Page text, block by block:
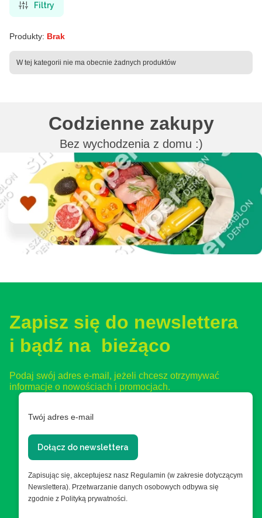
Filtry
Produkty: Brak
Lista produktów
W tej kategorii nie ma obecnie żadnych produktów
Codzienne zakupy
Bez wychodzenia z domu :)
Zapisz się do newslettera
i bądź na bieżąco
Podaj swój adres e-mail, jeżeli chcesz otrzymywać
informacje o nowościach i promocjach.
Twój adres e-mail
Dołącz do newslettera
Zapisując się, akceptujesz nasz Regulamin (w zakresie dotyczącym
Newslettera). Przetwarzanie danych osobowych odbywa się
zgodnie z Polityką prywatności.